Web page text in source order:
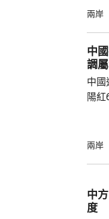
公告
拓產品
美國
兩用
兩岸
中
調
中國
陽
林劍
益。 至於中國航母「遼寧艦」去年6月進入太
平
兩岸
中
度